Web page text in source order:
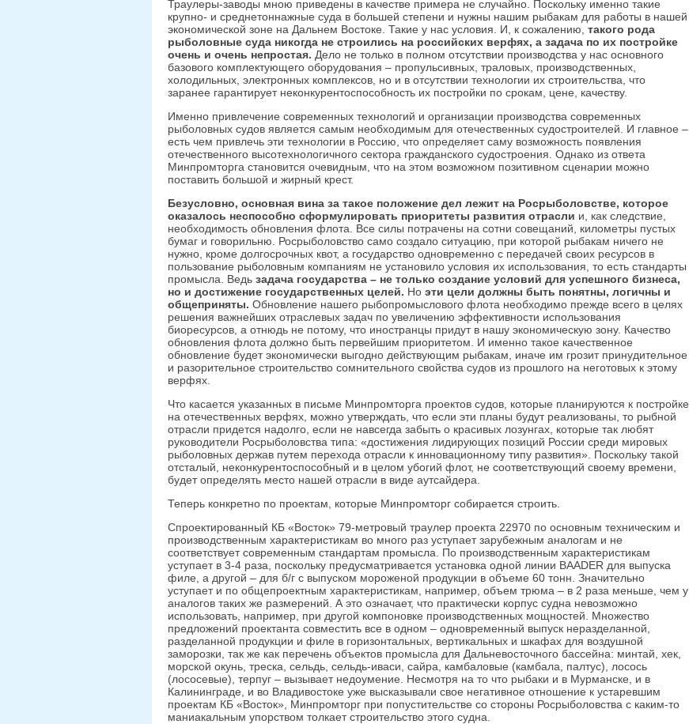
Траулеры-заводы мною приведены в качестве примера не случайно. Поскольку именно такие
крупно- и среднетоннажные суда в большей степени и нужны нашим рыбакам для работы в нашей
экономической зоне на Дальнем Востоке. Такие у нас условия. И, к сожалению, такого рода
рыболовные суда никогда не строились на российских верфях, а задача по их постройке
очень и очень непростая. Дело не только в полном отсутствии производства у нас основного
базового комплектующего оборудования – пропульсивных, траловых, производственных,
холодильных, электронных комплексов, но и в отсутствии технологии их строительства, что
заранее гарантирует неконкурентоспособность их постройки по срокам, цене, качеству.
Именно привлечение современных технологий и организации производства современных
рыболовных судов является самым необходимым для отечественных судостроителей. И главное –
есть чем привлечь эти технологии в Россию, что определяет саму возможность появления
отечественного высотехнологичного сектора гражданского судостроения. Однако из ответа
Минпромторга становится очевидным, что на этом возможном позитивном сценарии можно
поставить большой и жирный крест.
Безусловно, основная вина за такое положение дел лежит на Росрыболовстве, которое
оказалось неспособно сформулировать приоритеты развития отрасли и, как следствие,
необходимость обновления флота. Все силы потрачены на сотни совещаний, километры пустых
бумаг и говорильню. Росрыболовство само создало ситуацию, при которой рыбакам ничего не
нужно, кроме долгосрочных квот, а государство одновременно с передачей своих ресурсов в
пользование рыболовным компаниям не установило условия их использования, то есть стандарты
промысла. Ведь задача государства – не только создание условий для успешного бизнеса,
но и достижение государственных целей. Но эти цели должны быть понятны, логичны и
общеприняты. Обновление нашего рыбопромыслового флота необходимо прежде всего в целях
решения важнейших отраслевых задач по увеличению эффективности использования
биоресурсов, а отнюдь не потому, что иностранцы придут в нашу экономическую зону. Качество
обновления флота должно быть первейшим приоритетом. И именно такое качественное
обновление будет экономически выгодно действующим рыбакам, иначе им грозит принудительное
и разорительное строительство сомнительного свойства судов из прошлого на неготовых к этому
верфях.
Что касается указанных в письме Минпромторга проектов судов, которые планируются к постройке
на отечественных верфях, можно утверждать, что если эти планы будут реализованы, то рыбной
отрасли придется надолго, если не навсегда забыть о красивых лозунгах, которые так любят
руководители Росрыболовства типа: «достижения лидирующих позиций России среди мировых
рыболовных держав путем перехода отрасли к инновационному типу развития». Поскольку такой
отсталый, неконкурентоспособный и в целом убогий флот, не соответствующий своему времени,
будет определять место нашей отрасли в виде аутсайдера.
Теперь конкретно по проектам, которые Минпромторг собирается строить.
Спроектированный КБ «Восток» 79-метровый траулер проекта 22970 по основным техническим и
производственным характеристикам во много раз уступает зарубежным аналогам и не
соответствует современным стандартам промысла. По производственным характеристикам
уступает в 3-4 раза, поскольку предусматривается установка одной линии BAADER для выпуска
филе, а другой – для б/г с выпуском мороженой продукции в объеме 60 тонн. Значительно
уступает и по общепроектным характеристикам, например, объем трюма – в 2 раза меньше, чем у
аналогов таких же размерений. А это означает, что практически корпус судна невозможно
использовать, например, при другой компоновке производственных мощностей. Множество
предложений проектанта совместить все в одном – одновременный выпуск неразделанной,
разделанной продукции и филе в горизонтальных, вертикальных и шкафах для воздушной
заморозки, так же как перечень объектов промысла для Дальневосточного бассейна: минтай, хек,
морской окунь, треска, сельдь, сельдь-иваси, сайра, камбаловые (камбала, палтус), лосось
(лососевые), терпуг – вызывает недоумение. Несмотря на то что рыбаки и в Мурманске, и в
Калининграде, и во Владивостоке уже высказывали свое негативное отношение к устаревшим
проектам КБ «Восток», Минпромторг при попустительстве со стороны Росрыболовства с каким-то
маниакальным упорством толкает строительство этого судна.